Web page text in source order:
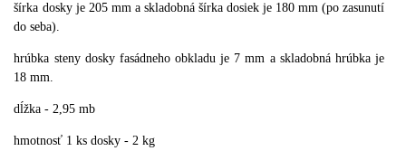
šírka dosky je 205 mm a skladobná šírka dosiek je 180 mm (po zasunutí
do seba).
hrúbka steny dosky fasádneho obkladu je 7 mm a skladobná hrúbka je
18 mm.
dĺžka - 2,95 mb
hmotnosť 1 ks dosky - 2 kg